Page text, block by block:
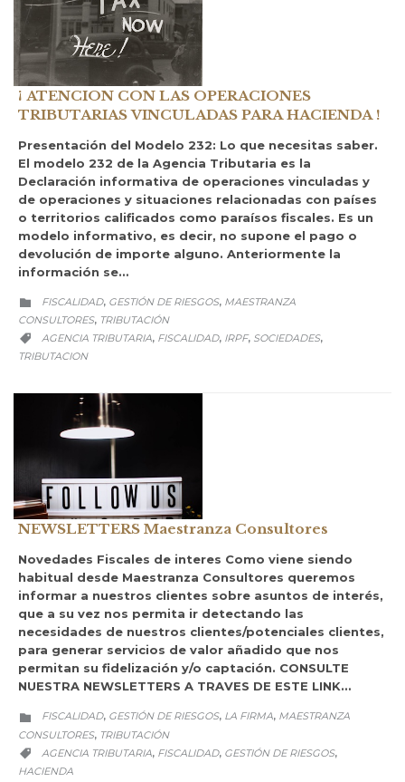
¡ ATENCION CON LAS OPERACIONES
TRIBUTARIAS VINCULADAS PARA HACIENDA !
Presentación del Modelo 232: Lo que necesitas saber.
El modelo 232 de la Agencia Tributaria es la
Declaración informativa de operaciones vinculadas y
de operaciones y situaciones relacionadas con países
o territorios calificados como paraísos fiscales. Es un
modelo informativo, es decir, no supone el pago o
devolución de importe alguno. Anteriormente la
información se…
 CATEGORY
FISCALIDAD, GESTIÓN DE RIESGOS, MAESTRANZA
CONSULTORES, TRIBUTACIÓN
 CATEGORY
AGENCIA TRIBUTARIA, FISCALIDAD, IRPF, SOCIEDADES,
TRIBUTACION
NEWSLETTERS Maestranza Consultores
Novedades Fiscales de interes Como viene siendo
habitual desde Maestranza Consultores queremos
informar a nuestros clientes sobre asuntos de interés,
que a su vez nos permita ir detectando las
necesidades de nuestros clientes/potenciales clientes,
para generar servicios de valor añadido que nos
permitan su fidelización y/o captación. CONSULTE
NUESTRA NEWSLETTERS A TRAVES DE ESTE LINK…
 CATEGORY
FISCALIDAD, GESTIÓN DE RIESGOS, LA FIRMA, MAESTRANZA
CONSULTORES, TRIBUTACIÓN
 CATEGORY
AGENCIA TRIBUTARIA, FISCALIDAD, GESTIÓN DE RIESGOS,
HACIENDA